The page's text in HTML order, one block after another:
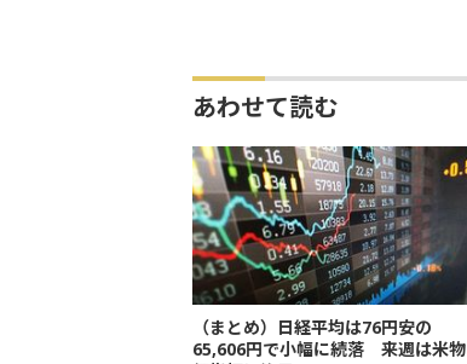
あわせて読む
（まとめ）日経平均は76円安の
65,606円で小幅に続落 来週は米物